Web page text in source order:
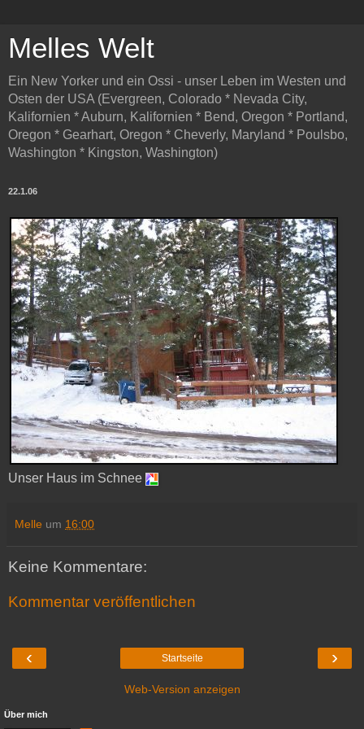
Melles Welt
Ein New Yorker und ein Ossi - unser Leben im Westen und
Osten der USA (Evergreen, Colorado * Nevada City,
Kalifornien * Auburn, Kalifornien * Bend, Oregon * Portland,
Oregon * Gearhart, Oregon * Cheverly, Maryland * Poulsbo,
Washington * Kingston, Washington)
22.1.06
Unser Haus im Schnee
Melle um 16:00
Keine Kommentare:
Kommentar veröffentlichen
‹ ›
Startseite
Web-Version anzeigen
Über mich